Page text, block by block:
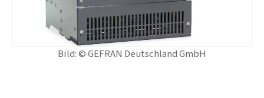
Bild: © GEFRAN Deutschland GmbH